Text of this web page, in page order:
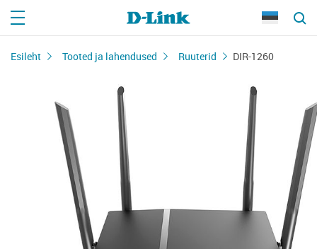
Esileht Tooted ja lahendused Ruuterid DIR-1260